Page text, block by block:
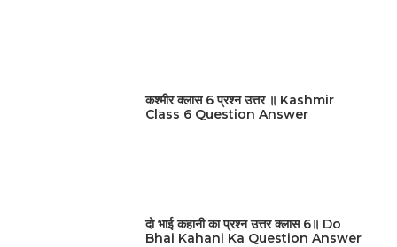
कश्मीर क्लास 6 प्रश्न उत्तर ॥ Kashmir
Class 6 Question Answer
दो भाई कहानी का प्रश्न उत्तर क्लास 6॥ Do
Bhai Kahani Ka Question Answer